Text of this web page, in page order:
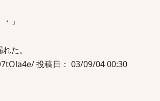
」
た。
投稿日： 03/09/04 00:30